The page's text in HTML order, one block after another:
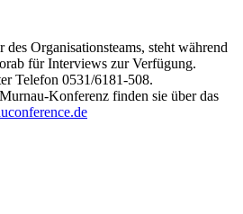
Organisationsteams, steht während
für Interviews zur Verfügung.
Telefon 0531/6181-508.
Konferenz finden sie über das